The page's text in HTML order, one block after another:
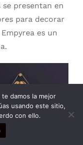
presentan en
para decorar
es un
damos la mejor
usando este sitio,
con ello.